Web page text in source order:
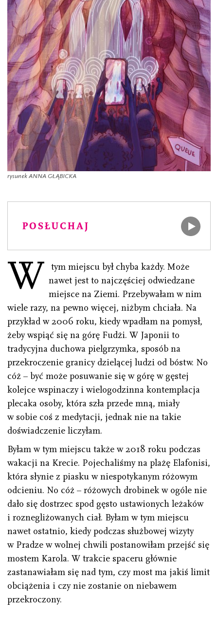
rysunek ANNA GŁĄBICKA
POSŁUCHAJ
W
tym miejscu był chyba każdy. Może
nawet jest to najczęściej odwiedzane
miejsce na Ziemi. Przebywałam w nim
wiele razy, na pewno więcej, niżbym chciała. Na
przykład w 2006 roku, kiedy wpadłam na pomysł,
żeby wspiąć się na górę Fudżi. W Japonii to
tradycyjna duchowa pielgrzymka, sposób na
przekroczenie granicy dzielącej ludzi od bóstw. No
cóż – być może posuwanie się w górę w gęstej
kolejce wspinaczy i wielogodzinna kontemplacja
plecaka osoby, która szła przede mną, miały
w sobie coś z medytacji, jednak nie na takie
doświadczenie liczyłam.
Byłam w tym miejscu także w 2018 roku podczas
wakacji na Krecie. Pojechaliśmy na plażę Elafonisi,
która słynie z piasku w niespotykanym różowym
odcieniu. No cóż – różowych drobinek w ogóle nie
dało się dostrzec spod gęsto ustawionych leżaków
i roznegliżowanych ciał. Byłam w tym miejscu
nawet ostatnio, kiedy podczas służbowej wizyty
w Pradze w wolnej chwili postanowiłam przejść się
mostem Karola. W trakcie spaceru głównie
zastanawiałam się nad tym, czy most ma jakiś limit
obciążenia i czy nie zostanie on niebawem
przekroczony.